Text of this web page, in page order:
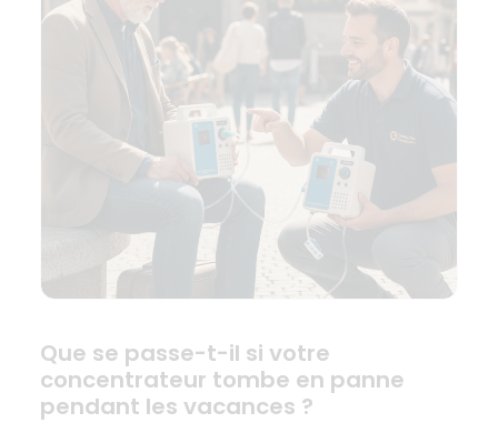
Que se passe-t-il si votre
concentrateur tombe en panne
pendant les vacances ?